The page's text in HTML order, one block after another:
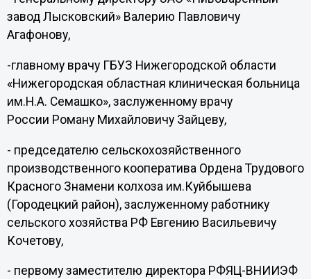
завод Лысковский» Валерию Павловичу
Агафонову,
-главному врачу ГБУЗ Нижегородской области
«Нижегородская областная клиническая больница
им.Н.А. Семашко», заслуженному врачу
России Роману Михайловичу Зайцеву,
- председателю сельскохозяйственного
производственного кооператива Ордена Трудового
Красного Знамени колхоза им.Куйбышева
(Городецкий район), заслуженному работнику
сельского хозяйства РФ Евгению Васильевичу
Кочетову,
- первому заместителю директора РФЯЦ-ВНИИЭФ